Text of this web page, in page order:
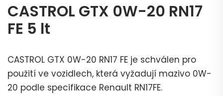
CASTROL GTX 0W-20 RN17
FE 5 lt
CASTROL GTX 0W-20 RN17 FE je schválen pro
použití ve vozidlech, která vyžadují mazivo 0W-
20 podle specifikace Renault RN17FE.